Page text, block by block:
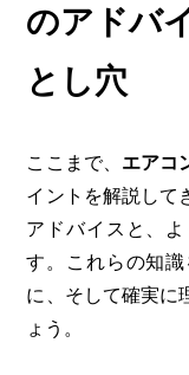
のアドバ
とし穴
ここまで、 エアコ
イントを解説して
アドバイスと、
す。これらの知
に、そして確実に
ょう。